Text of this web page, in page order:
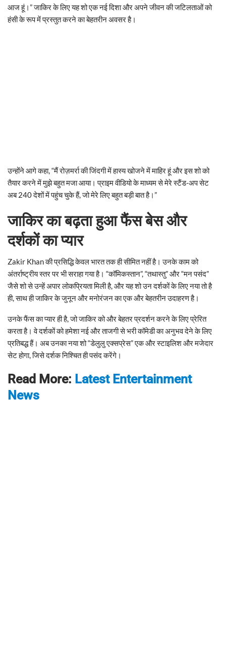
आज हूं।” जाकिर के लिए यह शो एक नई दिशा और अपने जीवन की जटिलताओं को
हंसी के रूप में प्रस्तुत करने का बेहतरीन अवसर है।
उन्होंने आगे कहा, “मैं रोज़मर्रा की जिंदगी में हास्य खोजने में माहिर हूं और इस शो को
तैयार करने में मुझे बहुत मजा आया। प्राइम वीडियो के माध्यम से मेरे स्टैंड-अप सेट
अब 240 देशों में पहुंच चुके हैं, जो मेरे लिए बहुत बड़ी बात है।”
जाकिर का बढ़ता हुआ फैंस बेस और
दर्शकों का प्यार
Zakir Khan की प्रसिद्धि केवल भारत तक ही सीमित नहीं है। उनके काम को
अंतर्राष्ट्रीय स्तर पर भी सराहा गया है। “कॉमिकस्तान”, “तथास्तु” और “मन पसंद”
जैसे शो से उन्हें अपार लोकप्रियता मिली है, और यह शो उन दर्शकों के लिए नया तो है
ही, साथ ही जाकिर के जुनून और मनोरंजन का एक और बेहतरीन उदाहरण है।
उनके फैंस का प्यार ही है, जो जाकिर को और बेहतर प्रदर्शन करने के लिए प्रेरित
करता है। वे दर्शकों को हमेशा नई और ताजगी से भरी कॉमेडी का अनुभव देने के लिए
प्रतिबद्ध हैं। अब उनका नया शो “डेलुलु एक्सप्रेस” एक और स्टाइलिश और मजेदार
सेट होगा, जिसे दर्शक निश्चित ही पसंद करेंगे।
Read More: Latest Entertainment
News